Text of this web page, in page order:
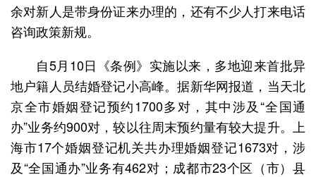
余对新人是带身份证来办理的，还有不少人打来电话
咨询政策新规。
自5月10日《条例》实施以来，多地迎来首批异
地户籍人员结婚登记小高峰。据新华网报道，当天北
京全市婚姻登记预约1700多对，其中涉及“全国通
办”业务约900对，较以往周末预约量有较大提升。上
海市17个婚姻登记机关共办理婚姻登记1673对，涉
及“全国通办”业务有462对；成都市23个区（市）县